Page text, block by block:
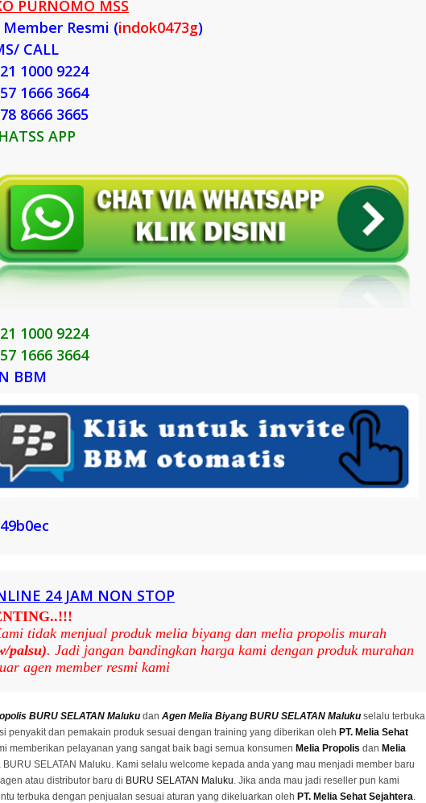
PURNOMO MSS
Member Resmi (indok0473g)
CALL
1000 9224
1666 3664
8666 3665
APP
1000 9224
1666 3664
BBM
24 JAM NON STOP
tidak menjual produk melia biyang dan melia propolis murah
palsu). Jadi jangan bandingkan harga kami dengan produk murahan
agen member resmi kami
BURU SELATAN Maluku dan Agen Melia Biyang BURU SELATAN Maluku selalu terbuka
penyakit dan pemakain produk sesuai dengan training yang diberikan oleh PT. Melia Sehat
memberikan pelayanan yang sangat baik bagi semua konsumen Melia Propolis dan Melia
BURU SELATAN Maluku. Kami selalu welcome kepada anda yang mau menjadi member baru
atau distributor baru di BURU SELATAN Maluku. Jika anda mau jadi reseller pun kami
terbuka dengan penjualan sesuai aturan yang dikeluarkan oleh PT. Melia Sehat Sejahtera.